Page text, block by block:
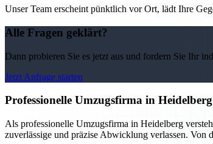
Unser Team erscheint pünktlich vor Ort, lädt Ihre
Alle Fragen geklärt?
Dann probieren Sie es jetzt aus und fordern Sie Ihr
Jetzt Anfrage starten
Professionelle Umzugsfirma in
Als professionelle Umzugsfirma in Heidelberg
zuverlässige und präzise Abwicklung verlassen. Von